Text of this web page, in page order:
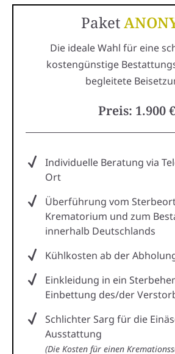
Paket
Die ideale Wahl für eine
kostengünstige
begleitete
Preis: 1.900 €
Individuelle Beratung via
Ort
Überführung vom
Krematorium und zum
innerhalb Deutschlands
Kühlkosten ab der
Einkleidung in ein
Einbettung des/der
Schlichter Sarg für die
Ausstattung
(Die Kosten für einen